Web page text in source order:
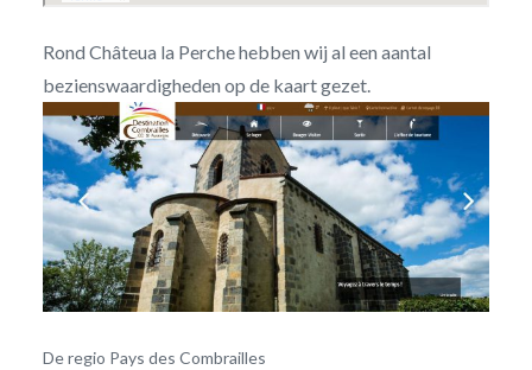
Rond Châteua la Perche hebben wij al een aantal
bezienswaardigheden op de kaart gezet.
De regio Pays des Combrailles